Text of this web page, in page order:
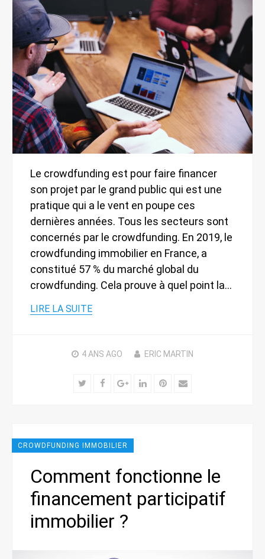
Le crowdfunding est pour faire financer
son projet par le grand public qui est une
pratique qui a le vent en poupe ces
dernières années. Tous les secteurs sont
concernés par le crowdfunding. En 2019, le
crowdfunding immobilier en France, a
constitué 57 % du marché global du
crowdfunding. Cela prouve à quel point la…
LIRE LA SUITE
4 ANS AGO ERIC MARTIN
TwitterFacebookGoogle+
LinkedInPinterest
Email
CROWDFUNDING IMMOBILIER
Comment fonctionne le
financement participatif
immobilier ?